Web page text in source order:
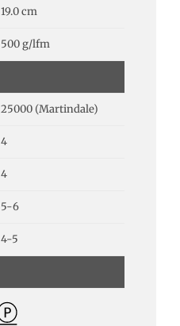
19.0 cm
500 g/lfm
25000 (Martindale)
4
4
5-6
4-5